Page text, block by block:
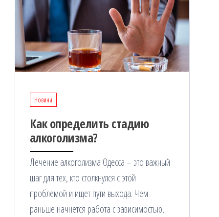
Новини
Как определить стадию
алкоголизма?
Лечение алкоголизма Одесса – это важный
шаг для тех, кто столкнулся с этой
проблемой и ищет пути выхода. Чем
раньше начнется работа с зависимостью,